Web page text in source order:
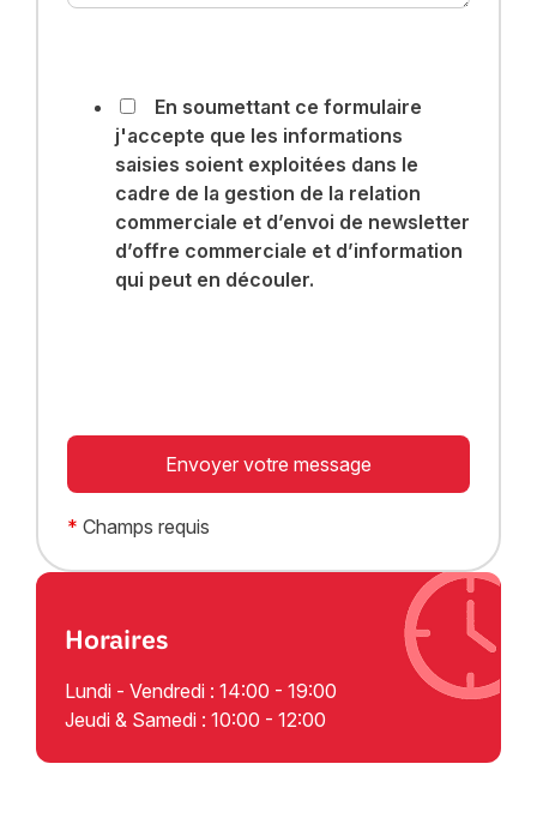
En soumettant ce formulaire
j'accepte que les informations
saisies soient exploitées dans le
cadre de la gestion de la relation
commerciale et d’envoi de newsletter
d’offre commerciale et d’information
qui peut en découler.
* Champs requis
Horaires
Lundi - Vendredi : 14:00 - 19:00
Jeudi & Samedi : 10:00 - 12:00